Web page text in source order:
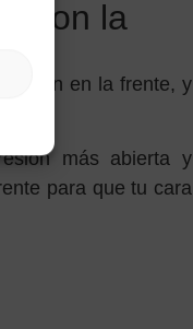
con la
en la frente, y
más abierta y
para que tu cara